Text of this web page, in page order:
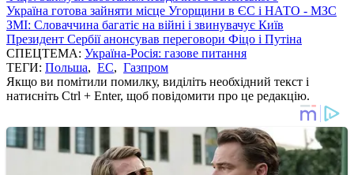
Україна готова зайняти місце Угорщини в ЄС і НАТО - МЗС
ЗМІ: Словаччина багатіє на війні і звинувачує Київ
Президент Сербії анонсував переговори Фіцо і Путіна
СПЕЦТЕМА: Україна-Росія: газове питання
ТЕГИ: Польша, ЕС, Газпром
Якщо ви помітили помилку, виділіть необхідний текст і
натисніть Ctrl + Enter, щоб повідомити про це редакцію.